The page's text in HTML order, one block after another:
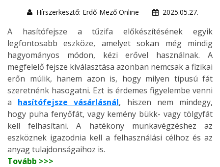
Hírszerkesztő: Erdő-Mező Online
2025.05.27.
A hasítófejsze a tűzifa előkészítésének egyik
legfontosabb eszköze, amelyet sokan még mindig
hagyományos módon, kézi erővel használnak. A
megfelelő fejsze kiválasztása azonban nemcsak a fizikai
erőn múlik, hanem azon is, hogy milyen típusú fát
szeretnénk hasogatni. Ezt is érdemes figyelembe venni
a hasítófejsze vásárlásnál, hiszen nem mindegy,
hogy puha fenyőfát, vagy kemény bükk- vagy tölgyfát
kell felhasítani. A hatékony munkavégzéshez az
eszköznek igazodnia kell a felhasználási célhoz és az
anyag tulajdonságaihoz is.
Tovább >>>